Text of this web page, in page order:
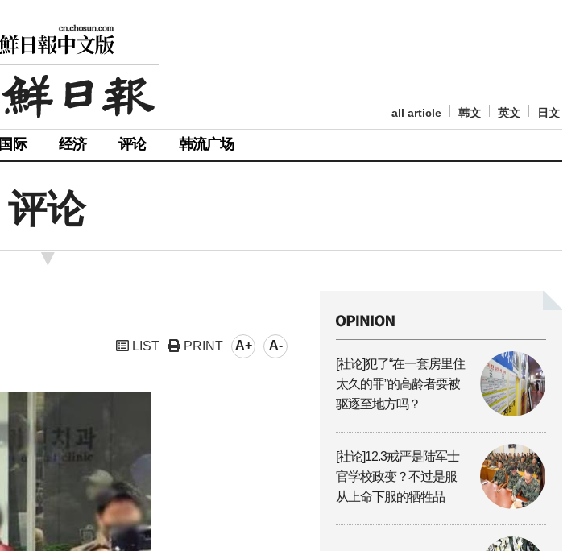
all article 韩文 英文 日文
国际 经济 评论 韩流广场
评论
LIST PRINT A+ A-
[社论]犯了“在一套房里住
太久的罪”的高龄者要被
驱逐至地方吗？
[社论]12.3戒严是陆军士
官学校政变？不过是服
从上命下服的牺牲品